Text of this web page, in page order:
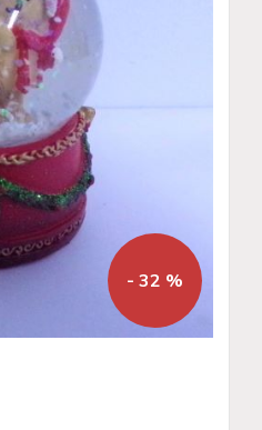
- 32 %